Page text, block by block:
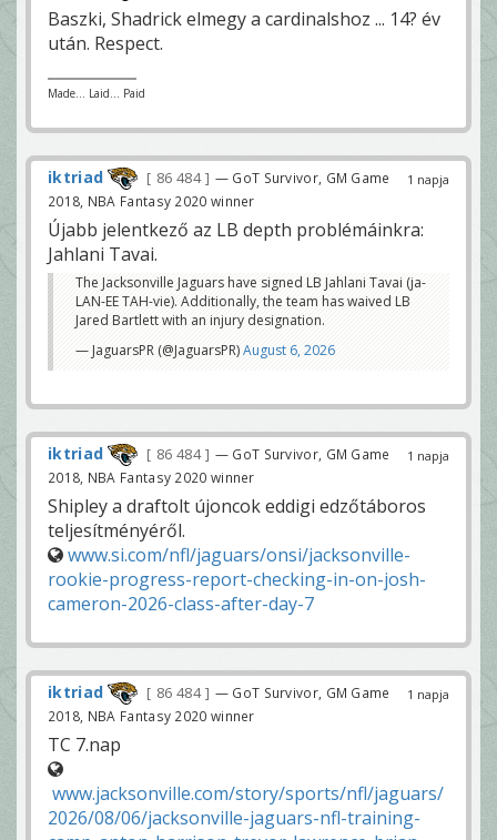
Baszki, Shadrick elmegy a cardinalshoz ... 14? év
után. Respect.
Made... Laid... Paid
1 napja
iktriad 86 484
— GoT Survivor, GM Game
2018, NBA Fantasy 2020 winner
Újabb jelentkező az LB depth problémáinkra:
Jahlani Tavai.
The Jacksonville Jaguars have signed LB Jahlani Tavai (ja-
LAN-EE TAH-vie). Additionally, the team has waived LB
Jared Bartlett with an injury designation.
— JaguarsPR (@JaguarsPR)August 6, 2026
1 napja
iktriad 86 484
— GoT Survivor, GM Game
2018, NBA Fantasy 2020 winner
Shipley a draftolt újoncok eddigi edzőtáboros
teljesítményéről.
www.si.com/nfl/jaguars/onsi/jacksonville-
rookie-progress-report-checking-in-on-josh-
cameron-2026-class-after-day-7
1 napja
iktriad 86 484
— GoT Survivor, GM Game
2018, NBA Fantasy 2020 winner
TC 7.nap
www.jacksonville.com/story/sports/nfl/jaguars/
2026/08/06/jacksonville-jaguars-nfl-training-